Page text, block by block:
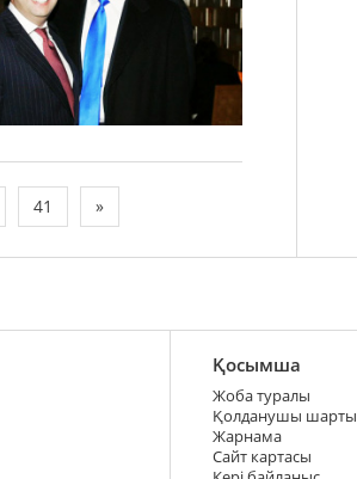
41 »
Қосымша
Жоба туралы
Қолданушы шарты
Жарнама
Сайт картасы